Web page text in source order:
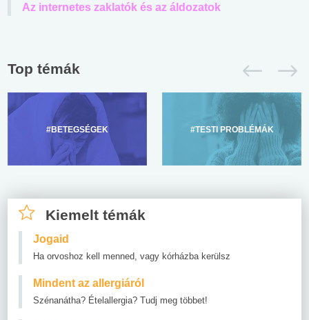
Az internetes zaklatók és az áldozatok
Top témák
#BETEGSÉGEK #TESTI PROBLÉMÁK
Kiemelt témák
Jogaid
Ha orvoshoz kell menned, vagy kórházba kerülsz
Mindent az allergiáról
Szénanátha? Ételallergia? Tudj meg többet!